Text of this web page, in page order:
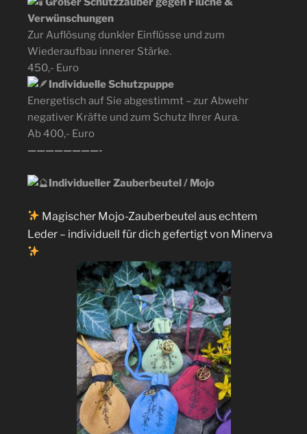
Verwünschungen
Zur Auflösung dunkler Einflüsse und zum
Wiederaufbau innerer Stärke.
450,- Euro
Individuelle Schutzpuppe
Energetisch auf Sie abgestimmt – zur Abwehr
negativer Kräfte und zum Schutz Ihrer Aura.
Ab 400,- Euro
————————-
Individueller Zauberbeutel / Mojo
Magischer Mojo-Zauberbeutel aus echtem
Leder – individuell für dich gefertigt von Minerva